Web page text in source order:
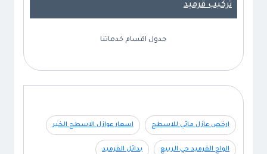
تركيب قرميد
جدول اقسام خدماتنا
ارخص عازل مائي للاسطح اسعار عوازل الاسطح الخبر
الواح القرميد حي الربيع بدائل القرميد